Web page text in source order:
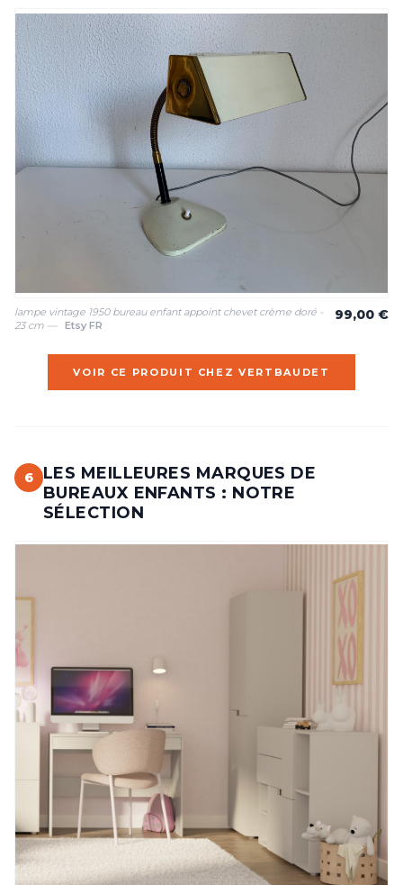
lampe vintage 1950 bureau enfant appoint chevet crème doré -
23 cm —
Etsy FR
99,00 €
VOIR CE PRODUIT CHEZ VERTBAUDET
6
LES MEILLEURES MARQUES DE
BUREAUX ENFANTS : NOTRE
SÉLECTION